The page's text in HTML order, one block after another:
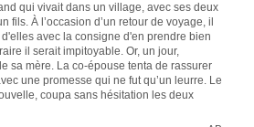
qui vivait dans un village, avec ses deux
fils. À l’occasion d’un retour de voyage, il
avec la consigne d'en prendre bien
il serait impitoyable. Or, un jour,
sa mère. La co-épouse tenta de rassurer
une promesse qui ne fut qu’un leurre. Le
coupa sans hésitation les deux